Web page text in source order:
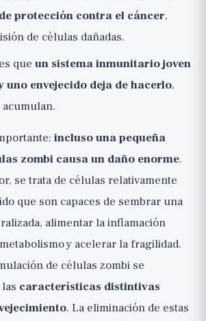
protección contra el cáncer,
de células dañadas.
que un sistema inmunitario joven
uno envejecido deja de hacerlo,
incluso una pequeña
zombi causa un daño enorme.
se trata de células relativamente
que son capaces de sembrar una
alimentar la inflamación
y acelerar la fragilidad.
de células zombi se
características distintivas
. La eliminación de estas